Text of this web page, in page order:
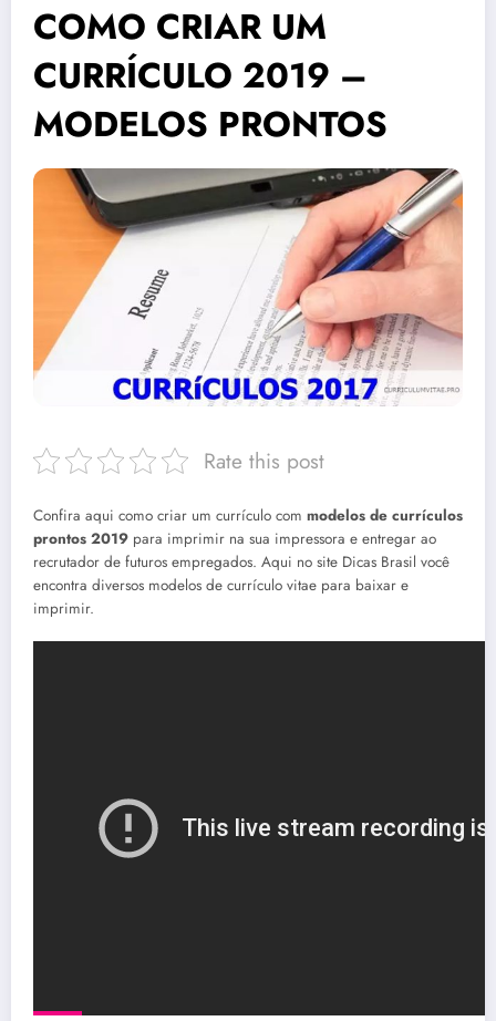
COMO CRIAR UM
CURRÍCULO 2019 –
MODELOS PRONTOS
Rate this post
Confira aqui como criar um currículo com modelos de currículos
prontos 2019 para imprimir na sua impressora e entregar ao
recrutador de futuros empregados. Aqui no site Dicas Brasil você
encontra diversos modelos de currículo vitae para baixar e
imprimir.